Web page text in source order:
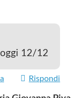
12/12
Rispondi